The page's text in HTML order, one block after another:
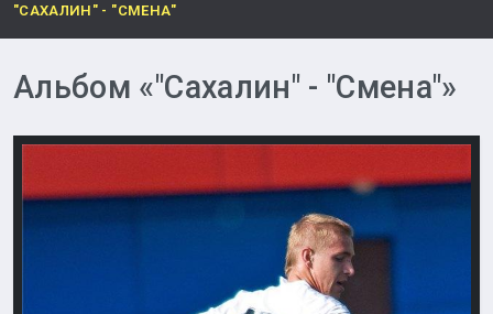
"САХАЛИН" - "СМЕНА"
Альбом «"Сахалин" - "Смена"»